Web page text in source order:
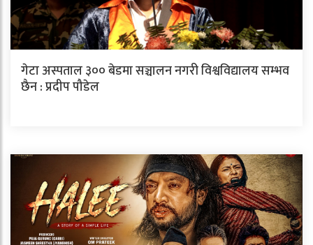
गेटा अस्पताल ३०० बेडमा सञ्चालन नगरी विश्वविद्यालय सम्भव
छैन : प्रदीप पौडेल